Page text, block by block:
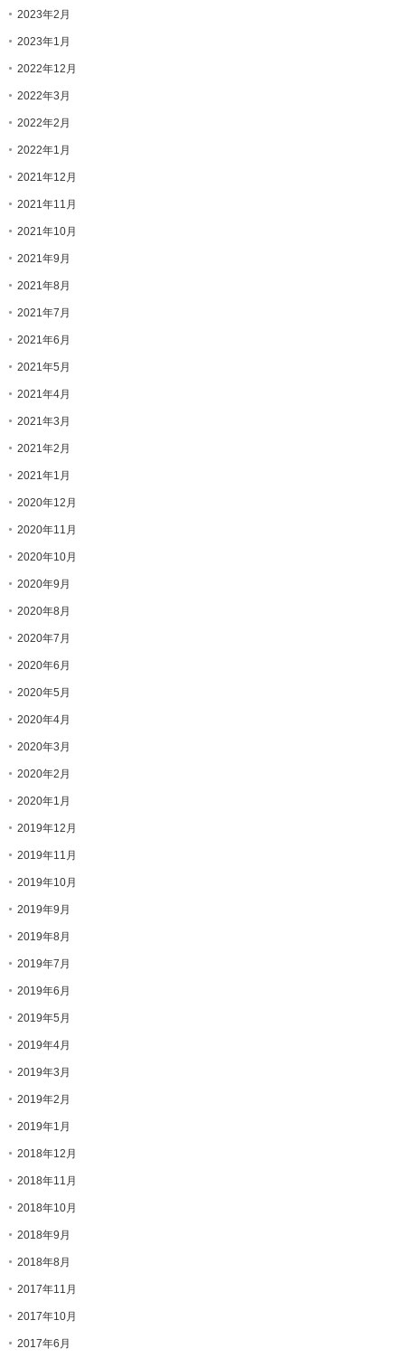
2023年2月
2023年1月
2022年12月
2022年3月
2022年2月
2022年1月
2021年12月
2021年11月
2021年10月
2021年9月
2021年8月
2021年7月
2021年6月
2021年5月
2021年4月
2021年3月
2021年2月
2021年1月
2020年12月
2020年11月
2020年10月
2020年9月
2020年8月
2020年7月
2020年6月
2020年5月
2020年4月
2020年3月
2020年2月
2020年1月
2019年12月
2019年11月
2019年10月
2019年9月
2019年8月
2019年7月
2019年6月
2019年5月
2019年4月
2019年3月
2019年2月
2019年1月
2018年12月
2018年11月
2018年10月
2018年9月
2018年8月
2017年11月
2017年10月
2017年6月